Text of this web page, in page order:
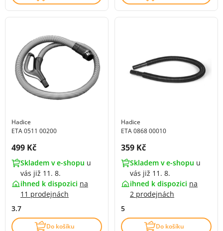
Hadice
ETA 0511 00200
Cena s DPH:
499 Kč
Skladem v e-shopu u
vás již 11. 8.
ihned k dispozici na
11 prodejnách
3.7
Do košíku
Hadice
ETA 0868 00010
Cena s DPH:
359 Kč
Skladem v e-shopu u
vás již 11. 8.
ihned k dispozici na
2 prodejnách
5
Do košíku